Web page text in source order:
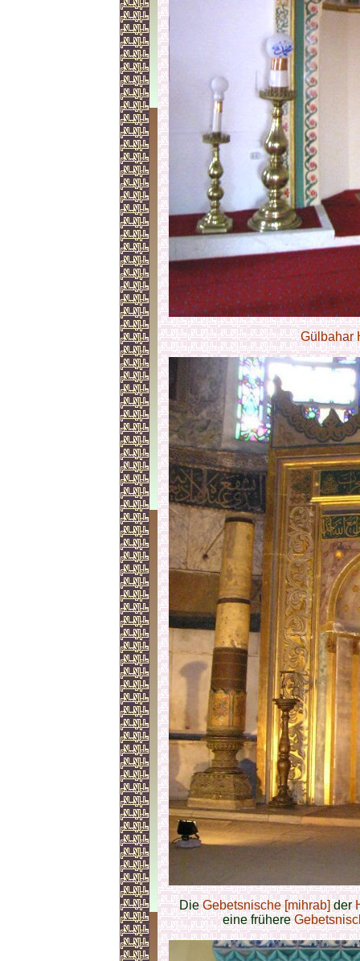
Gülbahar
DieGebetsnische [mihrab]der
eine frühere